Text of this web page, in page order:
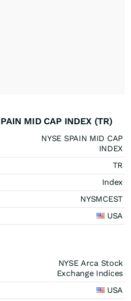
MID CAP INDEX (TR)
NYSE SPAIN MID CAP
INDEX
TR
Index
NYSMCEST
USA
NYSE Arca Stock
Exchange Indices
USA